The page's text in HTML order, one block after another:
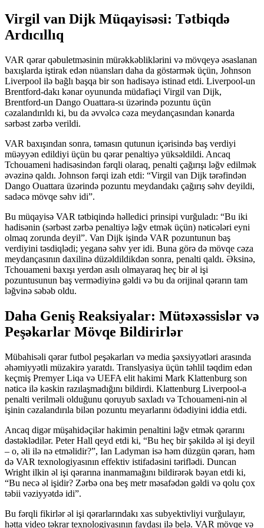
Virgil van Dijk Müqayisəsi: Tətbiqdə
Ardıcıllıq
VAR qərar qəbuletməsinin mürəkkəbliklərini və mövqeyə əsaslanan
baxışlarda iştirak edən nüansları daha da göstərmək üçün, Johnson
Liverpool ilə bağlı başqa bir son hadisəyə istinad etdi. Liverpool-un
Brentford-dakı kənar oyununda müdafiəçi Virgil van Dijk,
Brentford-un Dango Ouattara-sı üzərində pozuntu üçün
cəzalandırıldı ki, bu da əvvəlcə cəza meydançasından kənarda
sərbəst zərbə verildi.
VAR baxışından sonra, təmasın qutunun içərisində baş verdiyi
müəyyən edildiyi üçün bu qərar penaltiyə yüksəldildi. Ancaq
Tchouameni hadisəsindən fərqli olaraq, penalti çağırışı ləğv edilmək
əvəzinə qaldı. Johnson fərqi izah etdi: “Virgil van Dijk tərəfindən
Dango Ouattara üzərində pozuntu meydandakı çağırış səhv deyildi,
sadəcə mövqe səhv idi”.
Bu müqayisə VAR tətbiqində həlledici prinsipi vurğuladı: “Bu iki
hadisənin (sərbəst zərbə penaltiyə ləğv etmək üçün) nəticələri eyni
olmaq zorunda deyil”. Van Dijk işində VAR pozuntunun baş
verdiyini təsdiqlədi; yeganə səhv yer idi. Buna görə də mövqe cəza
meydançasının daxilinə düzəldildikdən sonra, penalti qaldı. Əksinə,
Tchouameni baxışı yerdən asılı olmayaraq heç bir əl işi
pozuntusunun baş vermədiyinə gəldi və bu da orijinal qərarın tam
ləğvinə səbəb oldu.
Daha Geniş Reaksiyalar: Mütəxəssislər və
Peşəkarlar Mövqe Bildirirlər
Mübahisəli qərar futbol peşəkarları və media şəxsiyyətləri arasında
əhəmiyyətli müzakirə yaratdı. Translyasiya üçün təhlil təqdim edən
keçmiş Premyer Liqa və UEFA elit hakimi Mark Klattenburg son
nəticə ilə kəskin razılaşmadığını bildirdi. Klattenburg Liverpool-a
penalti verilməli olduğunu qoruyub saxladı və Tchouameni-nin əl
işinin cəzalandırıla bilən pozuntu meyarlarını ödədiyini iddia etdi.
Ancaq digər müşahidəçilər hakimin penaltini ləğv etmək qərarını
dəstəklədilər. Peter Hall qeyd etdi ki, “Bu heç bir şəkildə əl işi deyil
– o, əli ilə nə etməlidir?”, Ian Ladyman isə həm düzgün qərarı, həm
də VAR texnologiyasının effektiv istifadəsini təriflədi. Duncan
Wright ilkin əl işi qərarına inanmamağını bildirərək bəyan etdi ki,
“Bu necə əl işidir? Zərbə ona beş metr məsafədən gəldi və qolu çox
təbii vəziyyətdə idi”.
Bu fərqli fikirlər əl işi qərarlarındakı xas subyektivliyi vurğulayır,
hətta video təkrar texnologiyasının faydası ilə belə. VAR mövqe və